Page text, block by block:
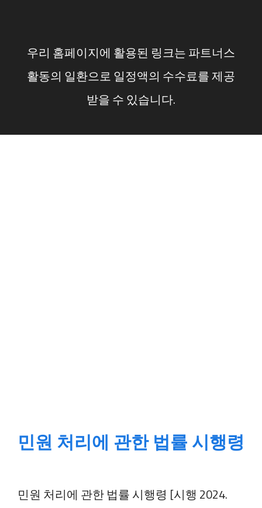
우리 홈페이지에 활용된 링크는 파트너스
활동의 일환으로 일정액의 수수료를 제공
받을 수 있습니다.
민원 처리에 관한 법률 시행령
민원 처리에 관한 법률 시행령 [시행 2024.